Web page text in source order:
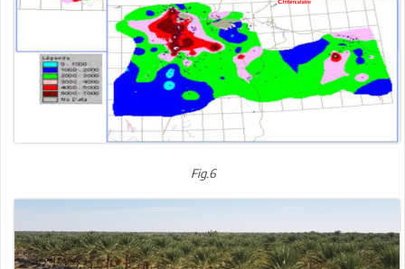
Fig.6